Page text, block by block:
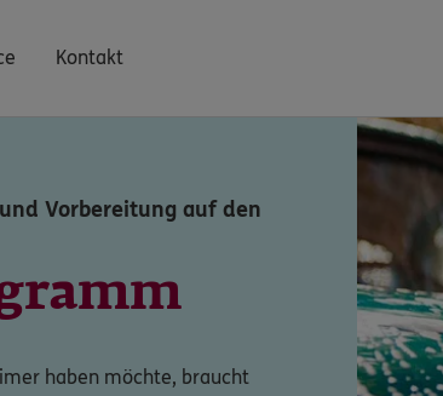
Kontakt
Vorbereitung auf den
haben möchte, braucht